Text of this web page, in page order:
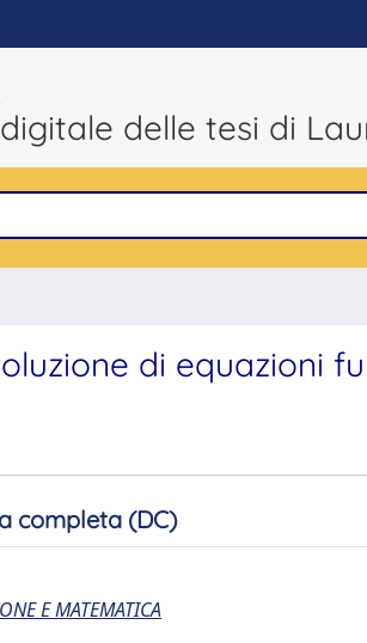
delle tesi di
di equazioni
completa (DC)
E MATEMATICA